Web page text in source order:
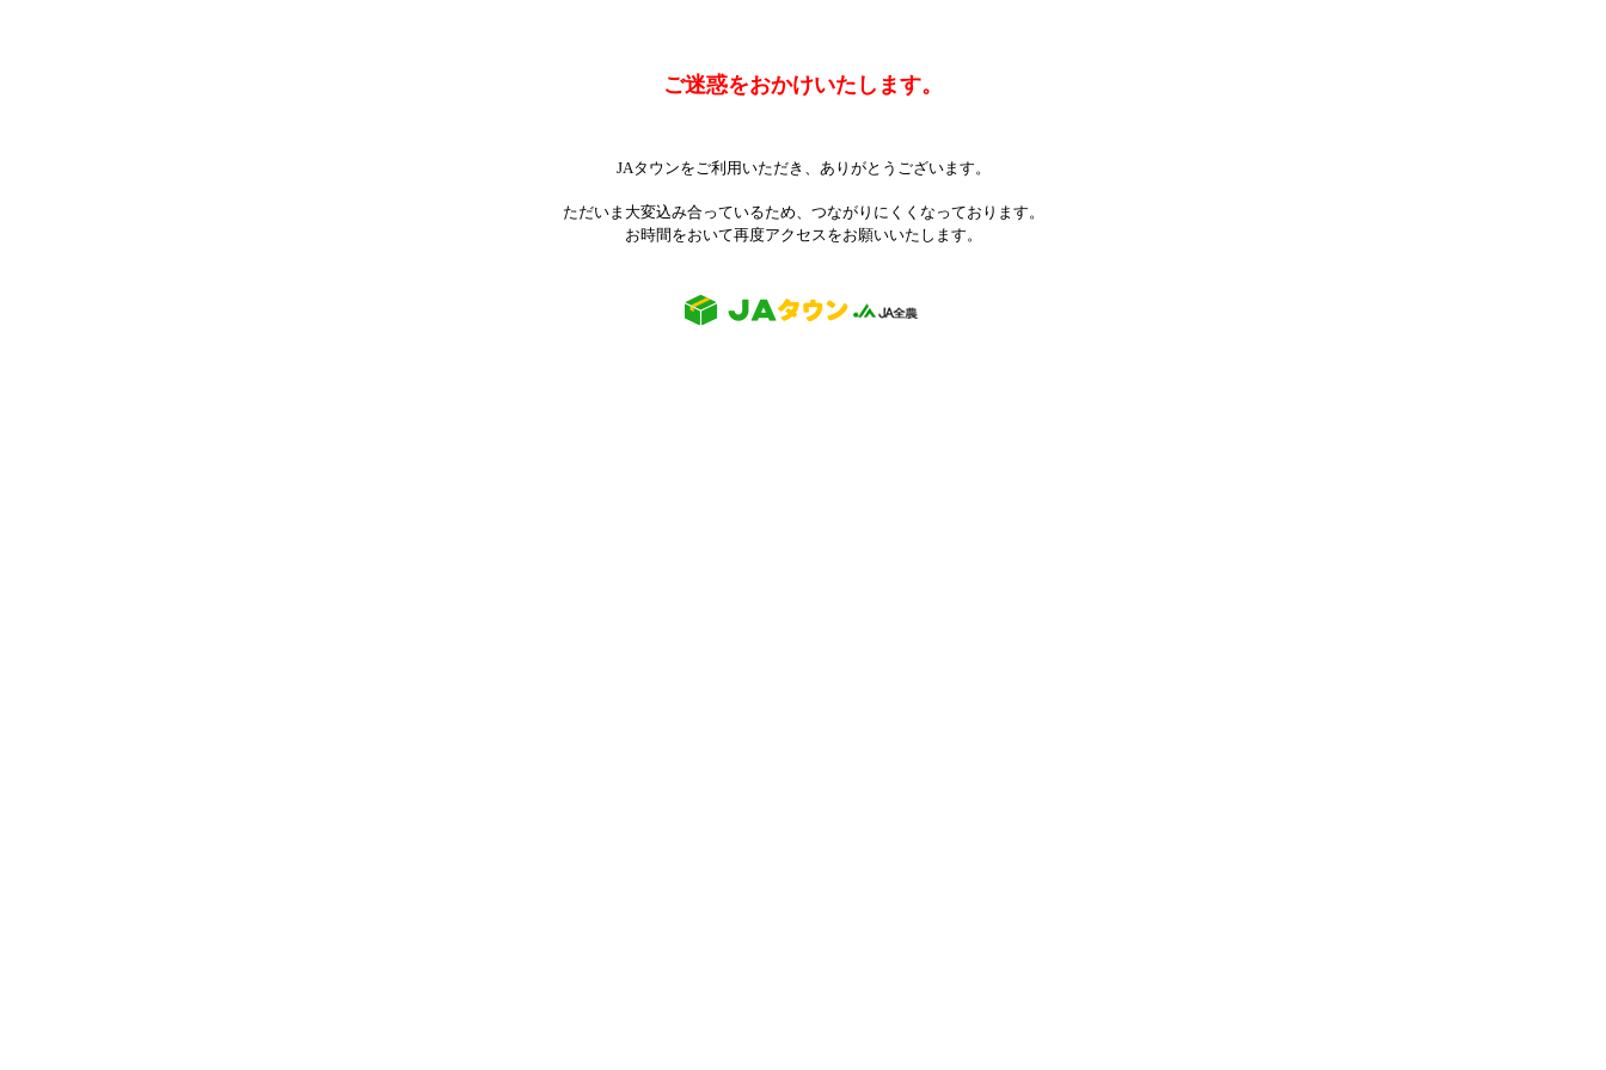
ご迷惑をおかけいたします。
JAタウンをご利用いただき、ありがとうございます。
ただいま大変込み合っているため、つながりにくくなっております。
お時間をおいて再度アクセスをお願いいたします。